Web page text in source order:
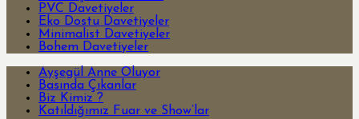
PVC Davetiyeler
Eko Dostu Davetiyeler
Minimalist Davetiyeler
Bohem Davetiyeler
Ayşegül Anne Oluyor
Basında Çıkanlar
Biz Kimiz ?
Katıldığımız Fuar ve Show’lar